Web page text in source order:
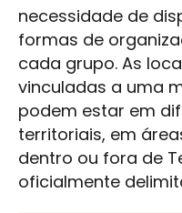
necessidade de
formas de
cada grupo. As
vinculadas a uma
podem estar em
territoriais, em
dentro ou fora de
oficialmente